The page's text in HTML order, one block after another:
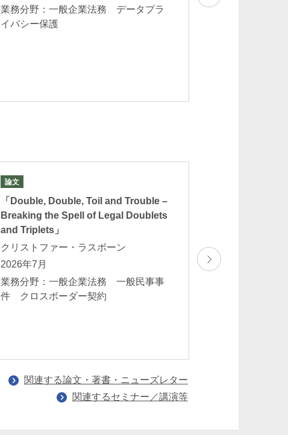
業務分野：一般企業法務 データプラ
イバシー保護
2026年1月28日
論文
「Double, Double, Toil and Trouble –
Breaking the Spell of Legal Doublets
and Triplets」
クリストファー・ラスボーン
2026年7月
業務分野：一般企業法務 一般民事事
件 クロスボーダー契約
松永博彬 久保
関連する論文・著書・ニューズレター
関連するセミナー／講演等